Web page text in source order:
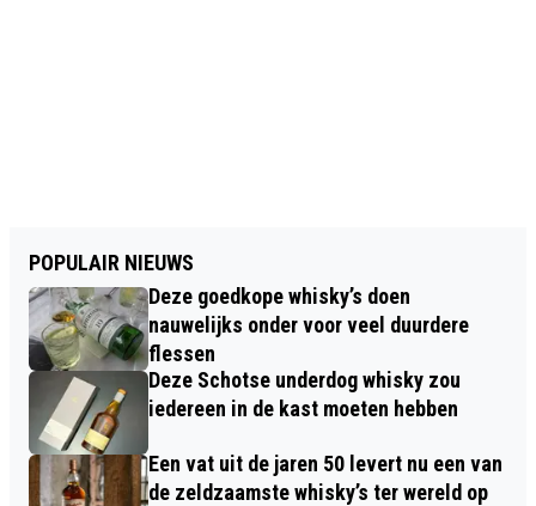
POPULAIR NIEUWS
Deze goedkope whisky’s doen
nauwelijks onder voor veel duurdere
flessen
Deze Schotse underdog whisky zou
iedereen in de kast moeten hebben
Een vat uit de jaren 50 levert nu een van
de zeldzaamste whisky’s ter wereld op